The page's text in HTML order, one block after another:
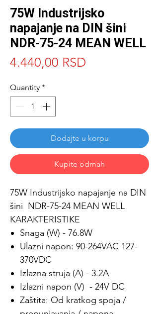
75W Industrijsko
napajanje na DIN šini
NDR-75-24 MEAN WELL
4.440,00 RSD
Quantity *
Dodajte u korpu
Kupite odmah
75W Industrijsko napajanje na DIN
šini NDR-75-24 MEAN WELL
KARAKTERISTIKE
Snaga (W) - 76.8W
Ulazni napon: 90-264VAC 127-
370VDC
Izlazna struja (A) - 3.2A
Izlazni napon (V) - 24V DC
Zaštita: Od kratkog spoja /